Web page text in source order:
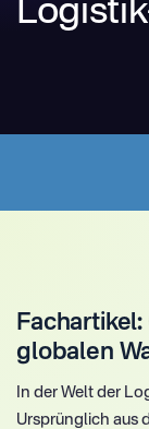
globalen
In der Welt der
Ursprünglich aus